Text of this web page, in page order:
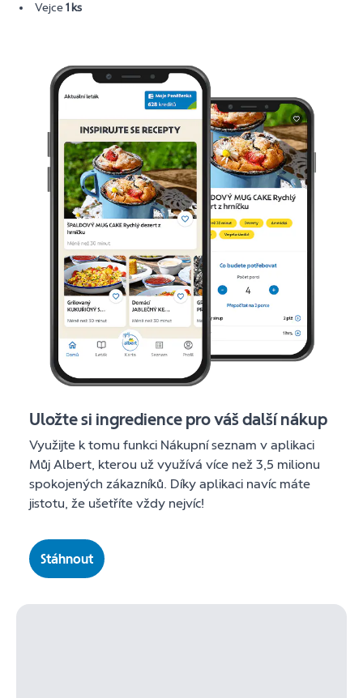
Vejce1 ks
Uložte si ingredience pro váš další nákup
Využijte k tomu funkci Nákupní seznam v aplikaci
Můj Albert, kterou už využívá více než 3,5 milionu
spokojených zákazníků. Díky aplikaci navíc máte
jistotu, že ušetříte vždy nejvíc!
Stáhnout